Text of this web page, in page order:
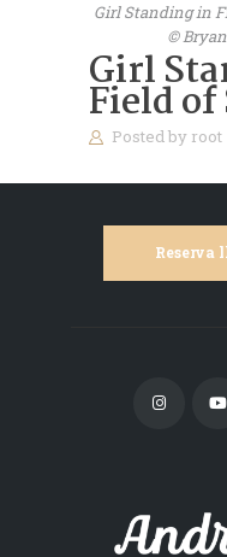
Girl Standing in
© Bryan
Girl
Field
Posted by root
Reserva